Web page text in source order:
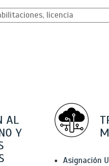
AL
Y
Asignación